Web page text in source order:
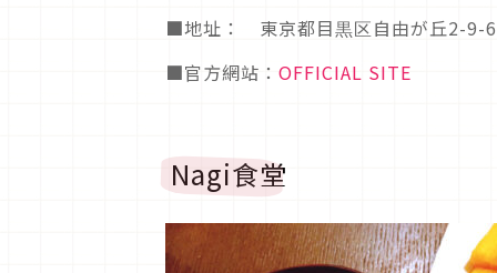
■地址： 東京都目黒区自由が丘2-9-6
■官方網站： OFFICIAL SITE
Nagi食堂